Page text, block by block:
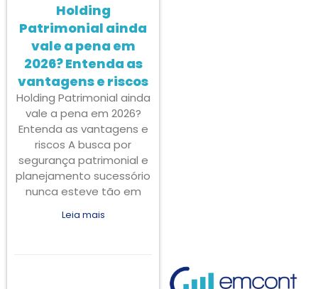
Holding
Patrimonial ainda
vale a pena em
2026? Entenda as
vantagens e riscos
Holding Patrimonial ainda
vale a pena em 2026?
Entenda as vantagens e
riscos A busca por
segurança patrimonial e
planejamento sucessório
nunca esteve tão em
Leia mais